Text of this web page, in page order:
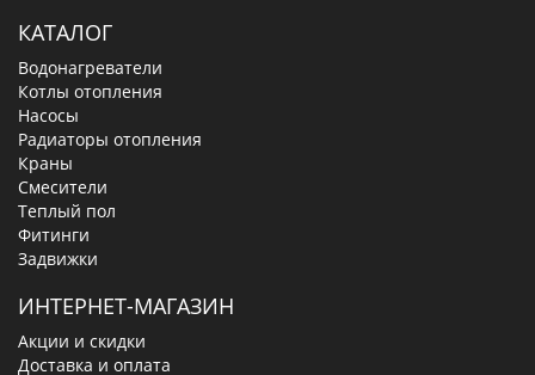
КАТАЛОГ
Водонагреватели
Котлы отопления
Насосы
Радиаторы отопления
Краны
Смесители
Теплый пол
Фитинги
Задвижки
ИНТЕРНЕТ-МАГАЗИН
Акции и скидки
Доставка и оплата